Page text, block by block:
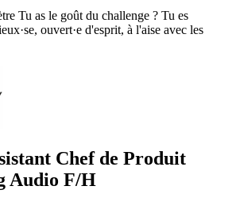
Tu as le goût du challenge ? Tu es
ouvert·e d'esprit, à l'aise avec les
Chef de Produit
Audio F/H